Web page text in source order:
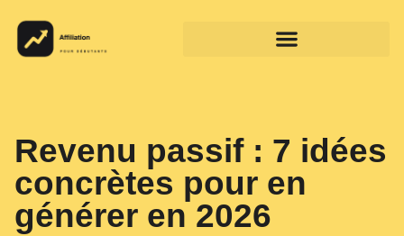
Revenu passif : 7 idées
concrètes pour en
générer en 2026